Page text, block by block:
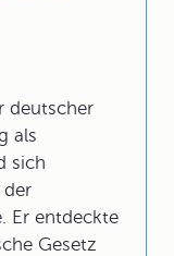
deutscher
als
sich
der
Er entdeckte
Gesetz